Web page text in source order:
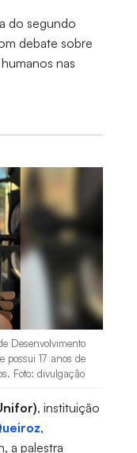
do segundo
debate sobre
nas
Desenvolvimento
possui 17 anos de
Foto: divulgação
, instituição
,
a palestra